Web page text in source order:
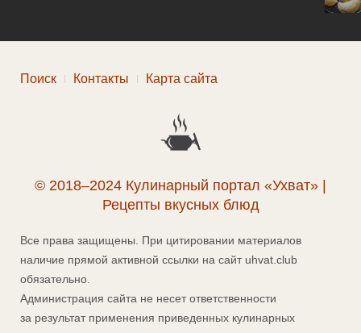
Поиск Контакты Карта сайта
© 2018–2024 Кулинарный портал «Ухват» |
Рецепты вкусных блюд
Все права защищены. При цитировании материалов
наличие прямой активной ссылки на сайт uhvat.club
обязательно.
Администрация сайта не несет ответственности
за результат применения приведенных кулинарных